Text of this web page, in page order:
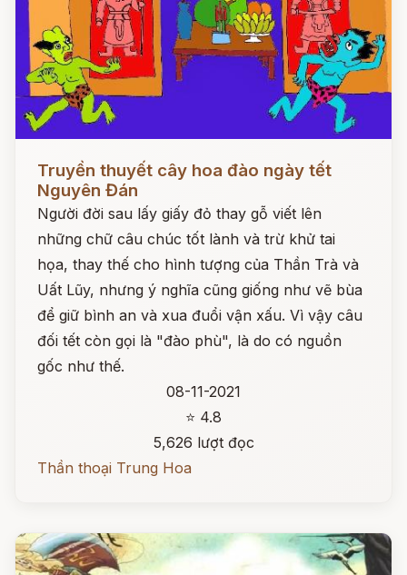
Đọc ngay
Truyền thuyết cây hoa đào ngày tết
Nguyên Đán
Người đời sau lấy giấy đỏ thay gỗ viết lên
những chữ câu chúc tốt lành và trừ khử tai
họa, thay thế cho hình tượng của Thần Trà và
Uất Lũy, nhưng ý nghĩa cũng giống như vẽ bùa
để giữ bình an và xua đuổi vận xấu. Vì vậy câu
đối tết còn gọi là "đào phù", là do có nguồn
gốc như thế.
08-11-2021
⭐ 4.8
5,626 lượt đọc
Thần thoại Trung Hoa